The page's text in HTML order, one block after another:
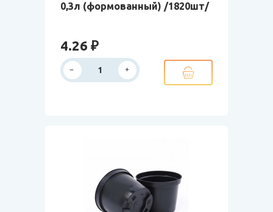
0,3л (формованный) /1820шт/
4.26 ₽